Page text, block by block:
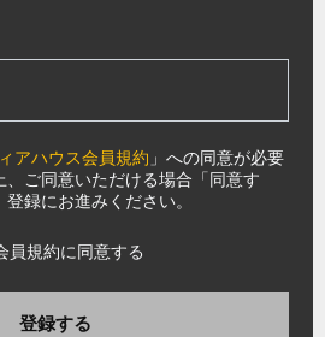
アハウス会員規約 」への同意が必要
ご同意いただける場合「同意す
録にお進みください。
員規約に同意する
登録する